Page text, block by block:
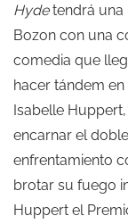
Hydetendrá
Bozon con una
comedia que
hacer tándem
Isabelle
encarnar el
enfrentamiento
brotar su fuego
Huppert el